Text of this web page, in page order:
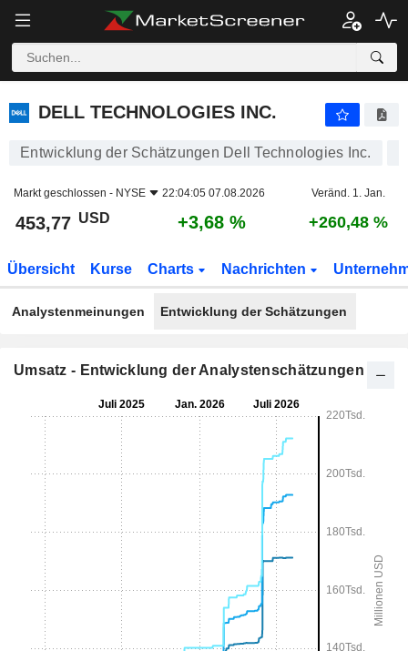
DELL TECHNOLOGIES INC.
DELL TECHNOLOGIES INC.
Entwicklung der Schätzungen Dell Technologies Inc.
Markt geschlossen - NYSE 22:04:05 07.08.2026 Veränd. 1. Jan.
453,77 USD +3,68 % +260,48 %
Übersicht Kurse Charts Nachrichten
Analystenmeinungen Entwicklung der Schätzungen
Umsatz - Entwicklung der Analystenschätzungen